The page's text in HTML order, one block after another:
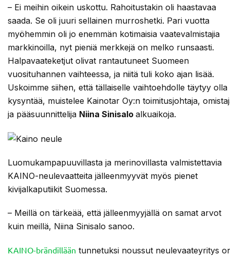
– Ei meihin oikein uskottu. Rahoitustakin oli haastavaa
saada. Se oli juuri sellainen murroshetki. Pari vuotta
myöhemmin oli jo enemmän kotimaisia vaatevalmistajia
markkinoilla, nyt pieniä merkkejä on melko runsaasti.
Halpavaateketjut olivat rantautuneet Suomeen
vuosituhannen vaihteessa, ja niitä tuli koko ajan lisää.
Uskoimme siihen, että tällaiselle vaihtoehdolle täytyy olla
kysyntää, muistelee Kainotar Oy:n toimitusjohtaja,
ja pääsuunnittelija Niina Sinisalo alkuaikoja.
Luomukampapuuvillasta ja merinovillasta valmistettavia
KAINO-neulevaatteita jälleenmyyvät myös pienet
kivijalkaputiikit Suomessa.
– Meillä on tärkeää, että jälleenmyyjällä on samat arvot
kuin meillä, Niina Sinisalo sanoo.
KAINO-brändillään tunnetuksi noussut neulevaateyritys